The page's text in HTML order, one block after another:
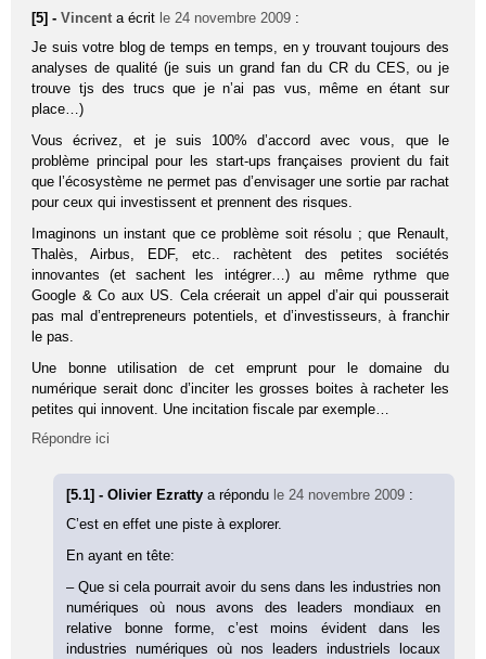
[5] -Vincent a écrit le 24 novembre 2009 :
Je suis votre blog de temps en temps, en y trouvant toujours des
analyses de qualité (je suis un grand fan du CR du CES, ou je
trouve tjs des trucs que je n’ai pas vus, même en étant sur
place…)
Vous écrivez, et je suis 100% d’accord avec vous, que le
problème principal pour les start-ups françaises provient du fait
que l’écosystème ne permet pas d’envisager une sortie par rachat
pour ceux qui investissent et prennent des risques.
Imaginons un instant que ce problème soit résolu ; que Renault,
Thalès, Airbus, EDF, etc.. rachètent des petites sociétés
innovantes (et sachent les intégrer…) au même rythme que
Google & Co aux US. Cela créerait un appel d’air qui pousserait
pas mal d’entrepreneurs potentiels, et d’investisseurs, à franchir
le pas.
Une bonne utilisation de cet emprunt pour le domaine du
numérique serait donc d’inciter les grosses boites à racheter les
petites qui innovent. Une incitation fiscale par exemple…
Répondre ici
[5.1] - Olivier Ezrattya répondu le 24 novembre 2009 :
C’est en effet une piste à explorer.
En ayant en tête:
– Que si cela pourrait avoir du sens dans les industries non
numériques où nous avons des leaders mondiaux en
relative bonne forme, c’est moins évident dans les
industries numériques où nos leaders industriels locaux